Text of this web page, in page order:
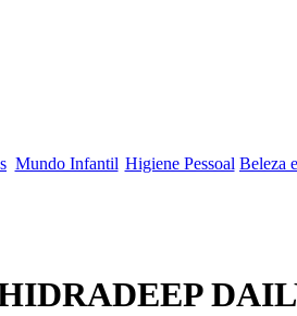
Mundo Infantil Higiene Pessoal Beleza